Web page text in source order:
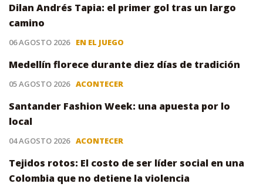
Dilan Andrés Tapia: el primer gol tras un largo
camino
06 AGOSTO 2026 EN EL JUEGO
Medellín florece durante diez días de tradición
05 AGOSTO 2026 ACONTECER
Santander Fashion Week: una apuesta por lo
local
04 AGOSTO 2026 ACONTECER
Tejidos rotos: El costo de ser líder social en una
Colombia que no detiene la violencia